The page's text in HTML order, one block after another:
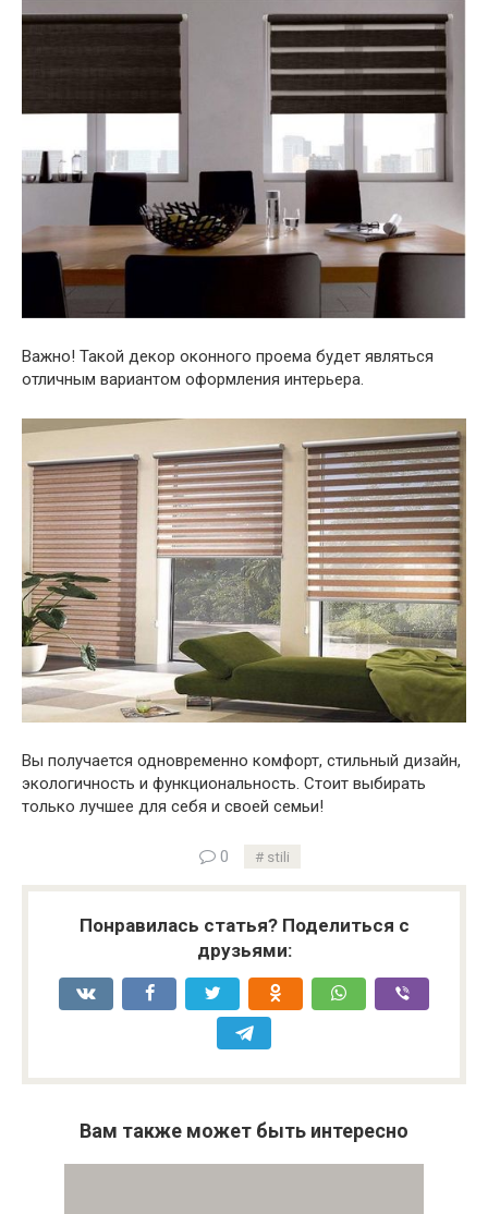
Важно! Такой декор оконного проема будет являться
отличным вариантом оформления интерьера.
Вы получается одновременно комфорт, стильный дизайн,
экологичность и функциональность. Стоит выбирать
только лучшее для себя и своей семьи!
0 stili
Понравилась статья? Поделиться с
друзьями:
Вам также может быть интересно